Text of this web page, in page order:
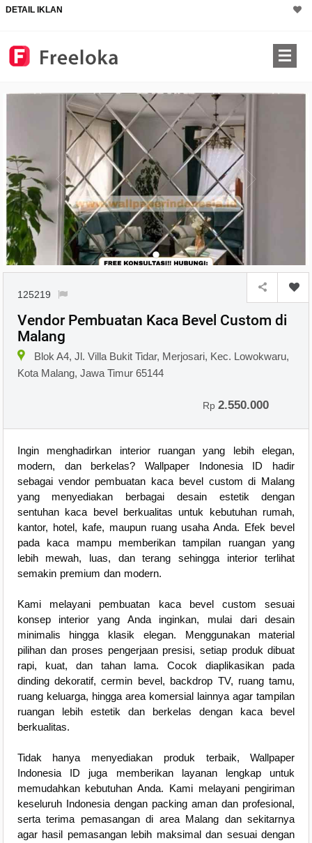
DETAIL IKLAN
125219
Vendor Pembuatan Kaca Bevel Custom di
Malang
Blok A4, Jl. Villa Bukit Tidar, Merjosari, Kec. Lowokwaru,
Kota Malang, Jawa Timur 65144
Rp2.550.000
Ingin menghadirkan interior ruangan yang lebih elegan,
modern, dan berkelas? Wallpaper Indonesia ID hadir
sebagai vendor pembuatan kaca bevel custom di Malang
yang menyediakan berbagai desain estetik dengan
sentuhan kaca bevel berkualitas untuk kebutuhan rumah,
kantor, hotel, kafe, maupun ruang usaha Anda. Efek bevel
pada kaca mampu memberikan tampilan ruangan yang
lebih mewah, luas, dan terang sehingga interior terlihat
semakin premium dan modern.
Kami melayani pembuatan kaca bevel custom sesuai
konsep interior yang Anda inginkan, mulai dari desain
minimalis hingga klasik elegan. Menggunakan material
pilihan dan proses pengerjaan presisi, setiap produk dibuat
rapi, kuat, dan tahan lama. Cocok diaplikasikan pada
dinding dekoratif, cermin bevel, backdrop TV, ruang tamu,
ruang keluarga, hingga area komersial lainnya agar tampilan
ruangan lebih estetik dan berkelas dengan kaca bevel
berkualitas.
Tidak hanya menyediakan produk terbaik, Wallpaper
Indonesia ID juga memberikan layanan lengkap untuk
memudahkan kebutuhan Anda. Kami melayani pengiriman
keseluruh Indonesia dengan packing aman dan profesional,
serta terima pemasangan di area Malang dan sekitarnya
agar hasil pemasangan lebih maksimal dan sesuai dengan